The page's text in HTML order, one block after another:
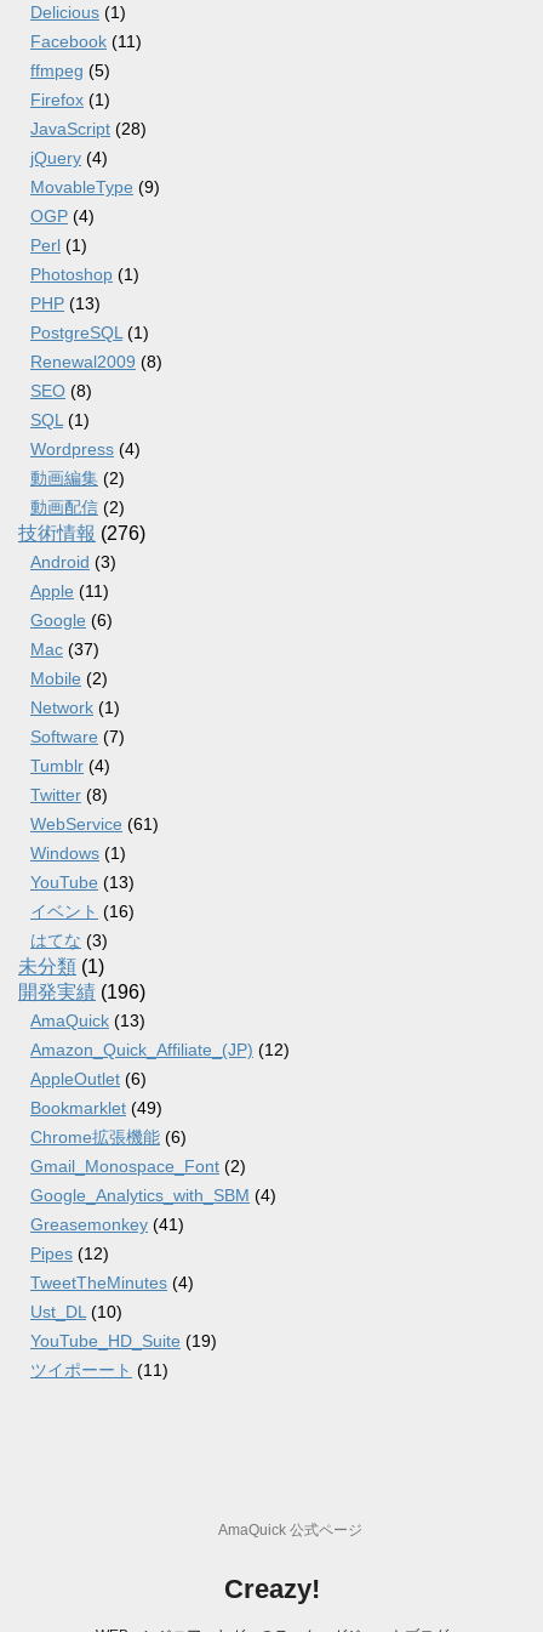
Delicious (1)
Facebook (11)
ffmpeg (5)
Firefox (1)
JavaScript (28)
jQuery (4)
MovableType (9)
OGP (4)
Perl (1)
Photoshop (1)
PHP (13)
PostgreSQL (1)
Renewal2009 (8)
SEO (8)
SQL (1)
Wordpress (4)
動画編集 (2)
動画配信 (2)
技術情報 (276)
Android (3)
Apple (11)
Google (6)
Mac (37)
Mobile (2)
Network (1)
Software (7)
Tumblr (4)
Twitter (8)
WebService (61)
Windows (1)
YouTube (13)
イベント (16)
はてな (3)
未分類 (1)
開発実績 (196)
AmaQuick (13)
Amazon_Quick_Affiliate_(JP) (12)
AppleOutlet (6)
Bookmarklet (49)
Chrome拡張機能 (6)
Gmail_Monospace_Font (2)
Google_Analytics_with_SBM (4)
Greasemonkey (41)
Pipes (12)
TweetTheMinutes (4)
Ust_DL (10)
YouTube_HD_Suite (19)
ツイポーート (11)
AmaQuick 公式ページ
Creazy!